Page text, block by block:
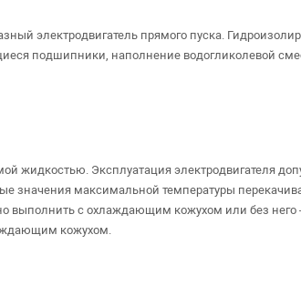
электродвигатель прямого пуска.
подшипники, наполнение водогликолевой
жидкостью. Эксплуатация электродвигателя
значения максимальной температуры
выполнить с охлаждающим кожухом или без него
кожухом.